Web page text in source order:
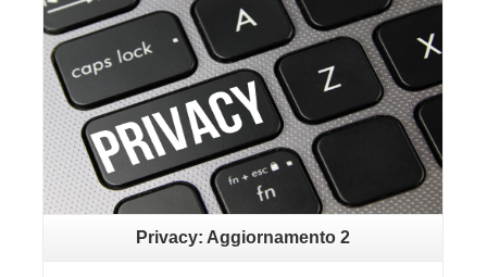
Privacy: Aggiornamento 2